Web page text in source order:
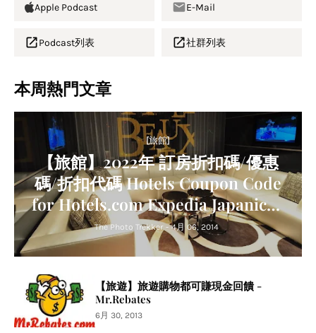
Apple Podcast E-Mail
Podcast列表 社群列表
本周熱門文章
[旅館]
【旅館】2022年 訂房折扣碼/優惠
碼/折扣代碼 Hotels Coupon Code
for Hotels.com Expedia Japanican
Agoda Trip.com Relux
The Photo Trekker - 4月 06, 2014
【旅遊】旅遊購物都可賺現金回饋 -
Mr.Rebates
6月 30, 2013